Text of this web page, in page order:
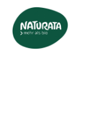
Bildergalerie